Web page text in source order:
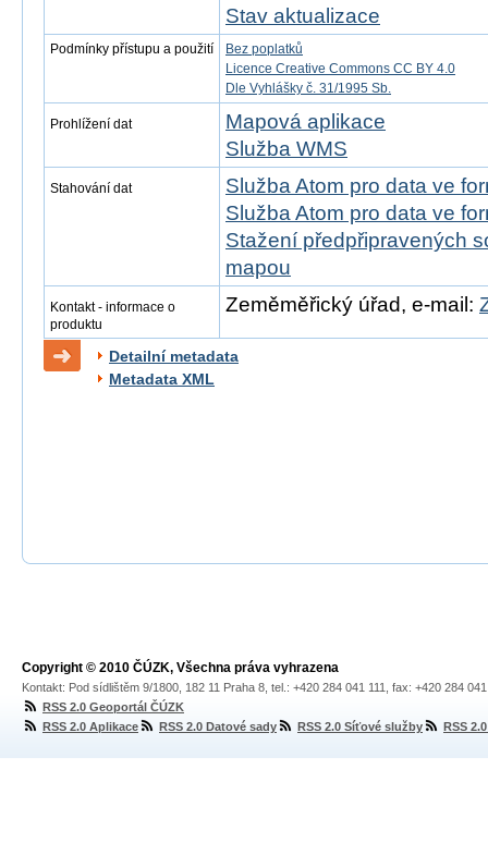
Stav aktualizace
Podmínky přístupu a použití
Bez poplatků
Licence Creative Commons CC BY 4.0
Dle Vyhlášky č. 31/1995 Sb.
Prohlížení dat
Mapová aplikace
Služba WMS
Stahování dat
Služba Atom pro data ve
Služba Atom pro data ve
Stažení předpřipravených
mapou
Kontakt - informace o
produktu
Zeměměřický úřad, e-mail:
Detailní metadata
Metadata XML
Copyright © 2010 ČÚZK, Všechna práva vyhrazena
Kontakt: Pod sídlištěm 9/1800, 182 11 Praha 8, tel.: +420 284 041 111, fax: +420 284
RSS 2.0 Geoportál ČÚZK
RSS 2.0 Aplikace
RSS 2.0 Datové sady RSS 2.0 Síťové služby RSS